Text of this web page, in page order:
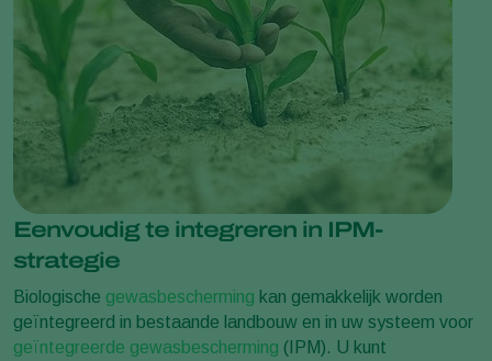
Eenvoudig te integreren in IPM-
strategie
Biologische gewasbescherming kan gemakkelijk worden
geïntegreerd in bestaande landbouw en in uw systeem voor
geïntegreerde gewasbescherming (IPM). U kunt